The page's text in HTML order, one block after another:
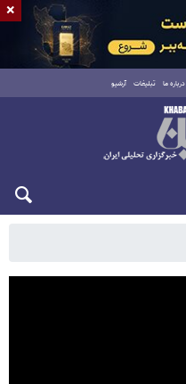
درباره ما تبلیغات آرشیو
×